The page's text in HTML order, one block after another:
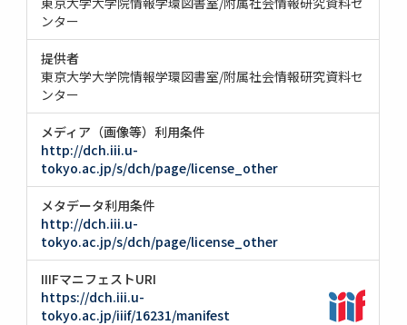
ンター
提供者
東京大学大学院情報学環図書室/附属社会情報研究資料セ
ンター
メディア（画像等）利用条件
http://dch.iii.u-
tokyo.ac.jp/s/dch/page/license_other
メタデータ利用条件
http://dch.iii.u-
tokyo.ac.jp/s/dch/page/license_other
IIIFマニフェストURI
https://dch.iii.u-
tokyo.ac.jp/iiif/16231/manifest